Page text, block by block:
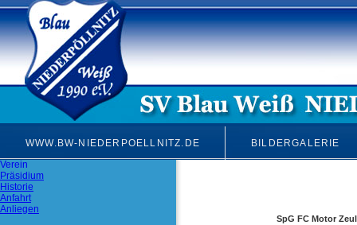
WWW.BW-NIEDERPOELLNITZ.DE
BILDERGALERIE
Verein
Präsidium
Historie
Anfahrt
Anliegen
SpG FC Motor